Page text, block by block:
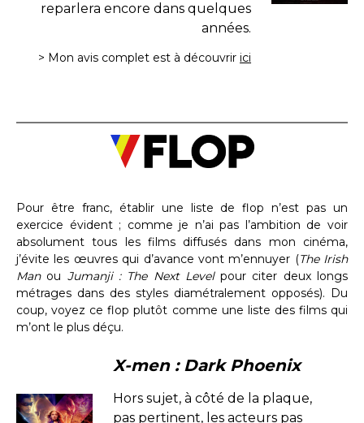
reparlera encore dans quelques
années.
> Mon avis complet est à découvririci
Pour être franc, établir une liste de flop n’est pas un
exercice évident ; comme je n’ai pas l’ambition de voir
absolument tous les films diffusés dans mon cinéma,
j’évite les œuvres qui d’avance vont m’ennuyer (The Irish
Manou Jumanji : The Next Levelpour citer deux longs
métrages dans des styles diamétralement opposés). Du
coup, voyez ce flop plutôt comme une liste des films qui
m’ont le plus déçu.
X-men : Dark Phoenix
Hors sujet, à côté de la plaque,
pas pertinent, les acteurs pas